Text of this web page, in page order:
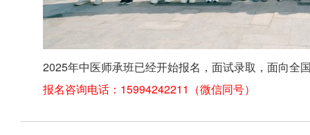
2025年中医师承班已经开始报名，面试录取，面向全
报名咨询电话：15994242211（微信同号）